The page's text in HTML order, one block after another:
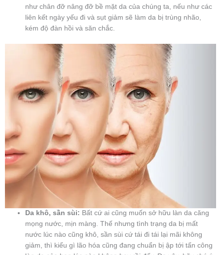
như chân đỡ nâng đỡ bề mặt da của chúng ta, nếu như các
liên kết ngày yếu đi và sụt giảm sẽ làm da bị trùng nhão,
kém độ đàn hồi và săn chắc.
Da khô, sần sùi: Bất cứ ai cũng muốn sở hữu làn da căng
mọng nước, mịn màng. Thế nhưng tình trạng da bị mất
nước lúc nào cũng khô, sần sùi cứ tái đi tái lại mãi không
giảm, thì kiểu gì lão hóa cũng đang chuẩn bị ập tới tấn công